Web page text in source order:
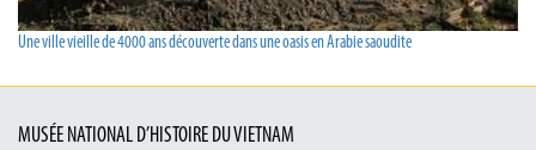
Une ville vieille de 4000 ans découverte dans une oasis en Arabie saoudite
MUSÉE NATIONAL D’HISTOIRE DU VIETNAM